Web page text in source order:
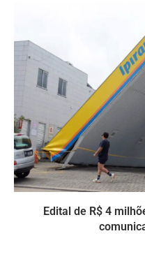
Edital de R$ 4